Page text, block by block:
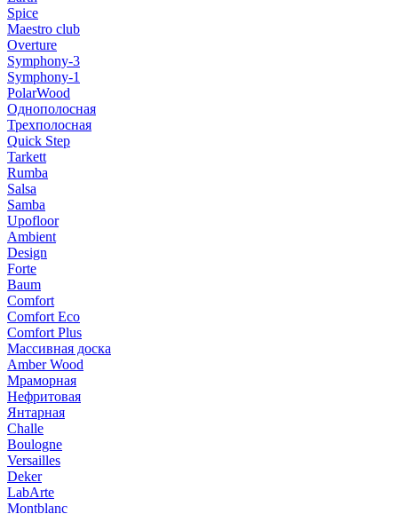
Spice
Maestro club
Overture
Symphony-3
Symphony-1
PolarWood
Однополосная
Трехполосная
Quick Step
Tarkett
Rumba
Salsa
Samba
Upofloor
Ambient
Design
Forte
Baum
Comfort
Comfort Eco
Comfort Plus
Массивная доска
Amber Wood
Мраморная
Нефритовая
Янтарная
Challe
Boulogne
Versailles
Deker
LabArte
Montblanc